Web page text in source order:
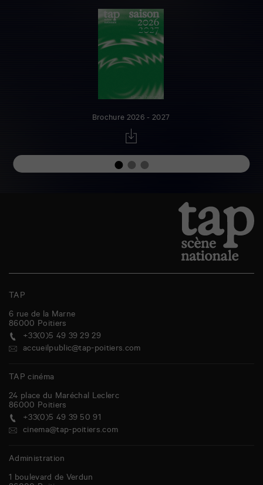
Brochure 2026 - 2027
TAP
6 rue de la Marne
86000 Poitiers
+33(0)5 49 39 29 29
accueilpublic@tap-poitiers.com
TAP cinéma
24 place du Maréchal Leclerc
86000 Poitiers
+33(0)5 49 39 50 91
cinema@tap-poitiers.com
Administration
1 boulevard de Verdun